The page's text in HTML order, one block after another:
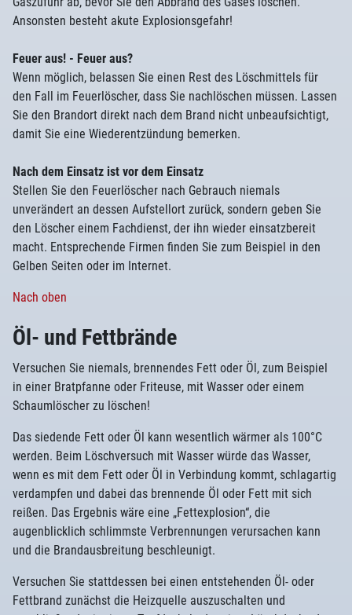
Ansonsten besteht akute Explosionsgefahr!
Feuer aus! - Feuer aus?
Wenn möglich, belassen Sie einen Rest des Löschmittels für
den Fall im Feuerlöscher, dass Sie nachlöschen müssen. Lassen
Sie den Brandort direkt nach dem Brand nicht unbeaufsichtigt,
damit Sie eine Wiederentzündung bemerken.
Nach dem Einsatz ist vor dem Einsatz
Stellen Sie den Feuerlöscher nach Gebrauch niemals
unverändert an dessen Aufstellort zurück, sondern geben Sie
den Löscher einem Fachdienst, der ihn wieder einsatzbereit
macht. Entsprechende Firmen finden Sie zum Beispiel in den
Gelben Seiten oder im Internet.
Nach oben
Öl- und Fettbrände
Versuchen Sie niemals, brennendes Fett oder Öl, zum Beispiel
in einer Bratpfanne oder Friteuse, mit Wasser oder einem
Schaumlöscher zu löschen!
Das siedende Fett oder Öl kann wesentlich wärmer als 100°C
werden. Beim Löschversuch mit Wasser würde das Wasser,
wenn es mit dem Fett oder Öl in Verbindung kommt, schlagartig
verdampfen und dabei das brennende Öl oder Fett mit sich
reißen. Das Ergebnis wäre eine „Fettexplosion“, die
augenblicklich schlimmste Verbrennungen verursachen kann
und die Brandausbreitung beschleunigt.
Versuchen Sie stattdessen bei einen entstehenden Öl- oder
Fettbrand zunächst die Heizquelle auszuschalten und